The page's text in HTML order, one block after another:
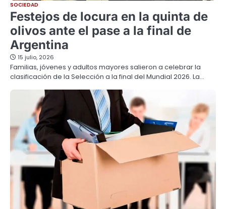
SOCIEDAD
Festejos de locura en la quinta de
olivos ante el pase a la final de
Argentina
15 julio, 2026
Familias, jóvenes y adultos mayores salieron a celebrar la
clasificación de la Selección a la final del Mundial 2026. La…